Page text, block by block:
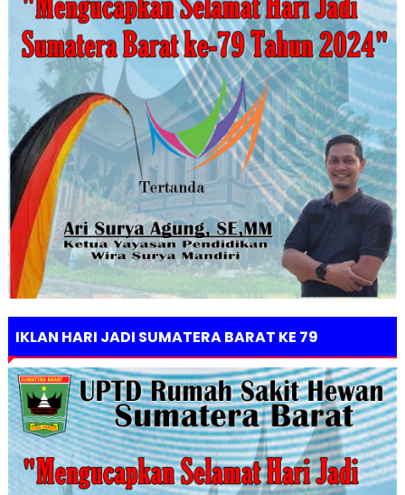
IKLAN HARI JADI SUMATERA BARAT KE 79